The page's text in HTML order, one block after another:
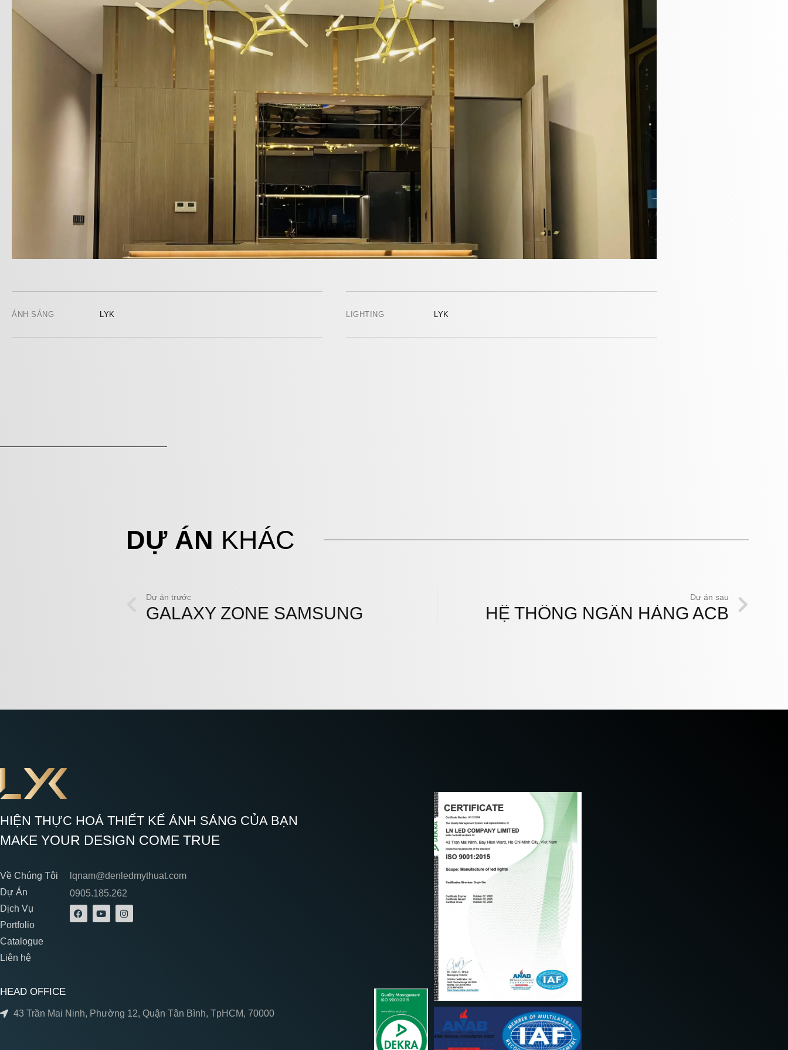
ÁNH SÁNG LYK LIGHTING LYK
DỰ ÁN KHÁC
Dự án trước
GALAXY ZONE SAMSUNG
Dự án sau
HỆ THỐNG NGÂN HÀNG ACB
HIỆN THỰC HOÁ THIẾT KẾ ÁNH SÁNG CỦA BẠN
MAKE YOUR DESIGN COME TRUE
Về Chúng Tôi
Dự Án
Dịch Vụ
Portfolio
Catalogue
Liên hệ
lqnam@denledmythuat.com
0905.185.262
HEAD OFFICE
43 Trần Mai Ninh, Phường 12, Quận Tân Bình, TpHCM, 70000